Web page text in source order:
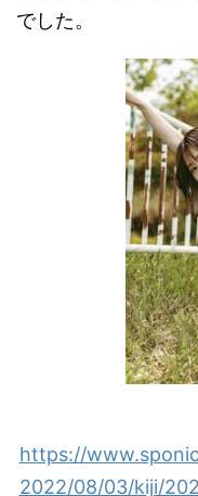
でした。
https://
2022/08/03/kiji/